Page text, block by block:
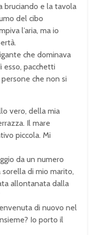
bruciando e la tavola
del cibo
l’aria, ma io
che dominava
esso, pacchetti
che non si
vero, della mia
Il mare
piccola. Mi
da un numero
di mio marito,
allontanata dalla
di nuovo nel
Io porto il